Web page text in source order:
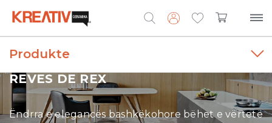
Search
for:
REVES DE REX
Ëndrra e elegancës bashkëkohore bëhet e vërtetë
Produkte